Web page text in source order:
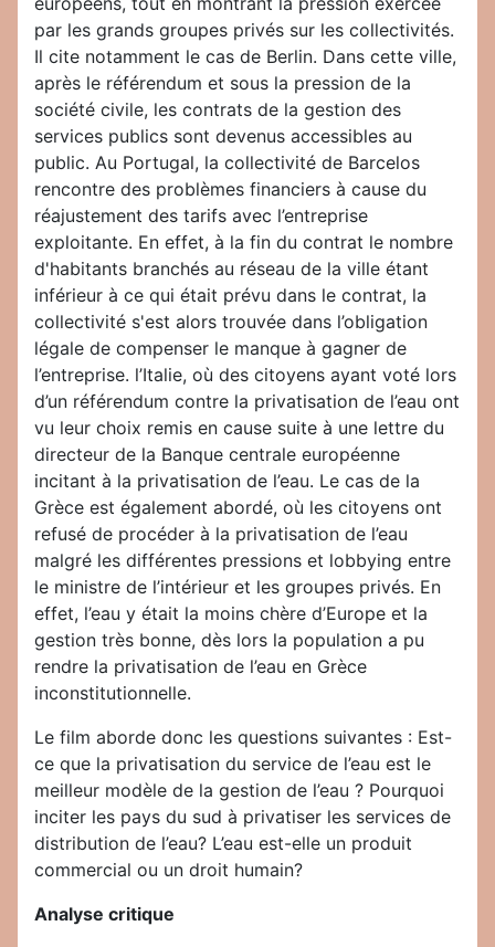
par les grands groupes privés sur les collectivités.
Il cite notamment le cas de Berlin. Dans cette ville,
après le référendum et sous la pression de la
société civile, les contrats de la gestion des
services publics sont devenus accessibles au
public. Au Portugal, la collectivité de Barcelos
rencontre des problèmes financiers à cause du
réajustement des tarifs avec l’entreprise
exploitante. En effet, à la fin du contrat le nombre
d'habitants branchés au réseau de la ville étant
inférieur à ce qui était prévu dans le contrat, la
collectivité s'est alors trouvée dans l’obligation
légale de compenser le manque à gagner de
l’entreprise. l’Italie, où des citoyens ayant voté lors
d’un référendum contre la privatisation de l’eau ont
vu leur choix remis en cause suite à une lettre du
directeur de la Banque centrale européenne
incitant à la privatisation de l’eau. Le cas de la
Grèce est également abordé, où les citoyens ont
refusé de procéder à la privatisation de l’eau
malgré les différentes pressions et lobbying entre
le ministre de l’intérieur et les groupes privés. En
effet, l’eau y était la moins chère d’Europe et la
gestion très bonne, dès lors la population a pu
rendre la privatisation de l’eau en Grèce
inconstitutionnelle.
Le film aborde donc les questions suivantes : Est-
ce que la privatisation du service de l’eau est le
meilleur modèle de la gestion de l’eau ? Pourquoi
inciter les pays du sud à privatiser les services de
distribution de l’eau? L’eau est-elle un produit
commercial ou un droit humain?
Analyse critique